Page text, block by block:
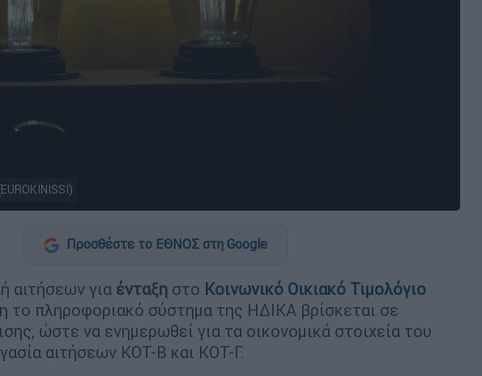
Προσθέστε το ΕΘΝΟΣ στη Google
αιτήσεων για ένταξη στο Κοινωνικό Οικιακό Τιμολόγιο
το πληροφοριακό σύστημα της ΗΔΙΚΑ βρίσκεται σε
ώστε να ενημερωθεί για τα οικονομικά στοιχεία του
αιτήσεων ΚΟΤ-Β και ΚΟΤ-Γ.